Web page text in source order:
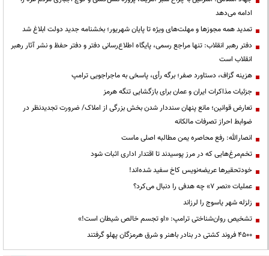
ادامه می‌دهد
تمدید همه مجوزها و مهلت‌های ویژه تا پایان شهریور؛ بخشنامه جدید دولت ابلاغ شد
دفتر رهبر انقلاب: تنها مراجع رسمی، پایگاه اطلاع‌رسانی دفتر و دفتر حفظ و نشر آثار رهبر
انقلاب است
هزینه گزاف، دستاورد صفر؛ برگه رأی، پاسخی به ماجراجویی ترامپ
جزئیات مذاکرات ایران و عمان برای بازگشایی تنگه هرمز
تعارض قوانین؛ مانع پنهان سنددار شدن بخش بزرگی از املاک/ ضرورت تجدیدنظر در
ضوابط احراز تصرفات مالکانه
انصارالله: رفع محاصره یمن مطالبه اصلی ماست
تخم‌مرغ‌هایی که در مرز پوسیدند تا اقتدار اداری اثبات شود
خودتحقیرها عریضه‌نویس کاخ سفید شده‌اند!
عملیات «نصر ۷» چه هدفی را دنبال می‌کرد؟
زلزله شهر یاسوج را لرزاند
تشخیص روان‌شناختی ترامپ: «او تجسم خالص شیطان است!»
۴۵۰۰ فروند کشتی در بنادر باهنر و شرق هرمزگان پهلو گرفتند